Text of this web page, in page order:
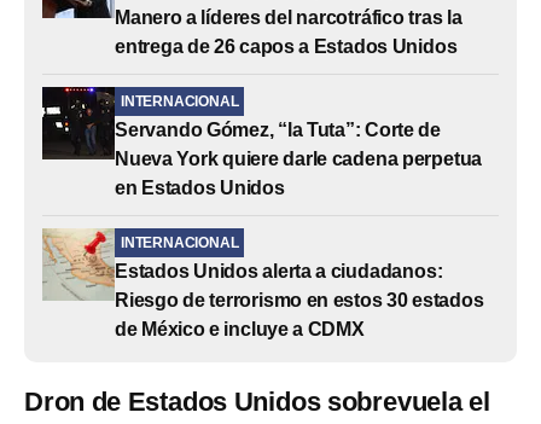
Manero a líderes del narcotráfico tras la
entrega de 26 capos a Estados Unidos
INTERNACIONAL
Servando Gómez, “la Tuta”: Corte de
Nueva York quiere darle cadena perpetua
en Estados Unidos
INTERNACIONAL
Estados Unidos alerta a ciudadanos:
Riesgo de terrorismo en estos 30 estados
de México e incluye a CDMX
Dron de Estados Unidos sobrevuela el